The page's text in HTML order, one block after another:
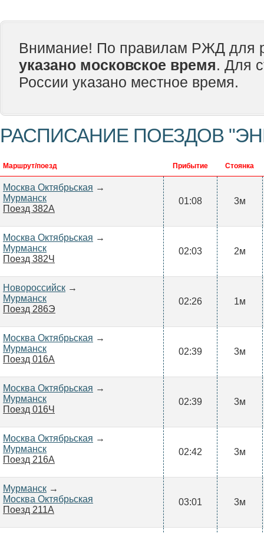
Внимание! По правилам РЖД для
указано московское время. Для
России указано местное время.
РАСПИСАНИЕ ПОЕЗДОВ
Маршрут/поезд Прибытие Стоянка
Москва Октябрьская →
Мурманск
Поезд 382А
01:08 3м
Москва Октябрьская →
Мурманск
Поезд 382Ч
02:03 2м
Новороссийск →
Мурманск
Поезд 286Э
02:26 1м
Москва Октябрьская →
Мурманск
Поезд 016А
02:39 3м
Москва Октябрьская →
Мурманск
Поезд 016Ч
02:39 3м
Москва Октябрьская →
Мурманск
Поезд 216А
02:42 3м
Мурманск →
Москва Октябрьская
Поезд 211А
03:01 3м